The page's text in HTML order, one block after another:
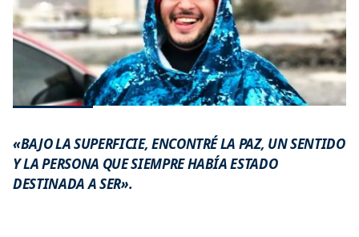
«BAJO LA SUPERFICIE, ENCONTRÉ LA PAZ, UN SENTIDO
Y LA PERSONA QUE SIEMPRE HABÍA ESTADO
DESTINADA A SER».